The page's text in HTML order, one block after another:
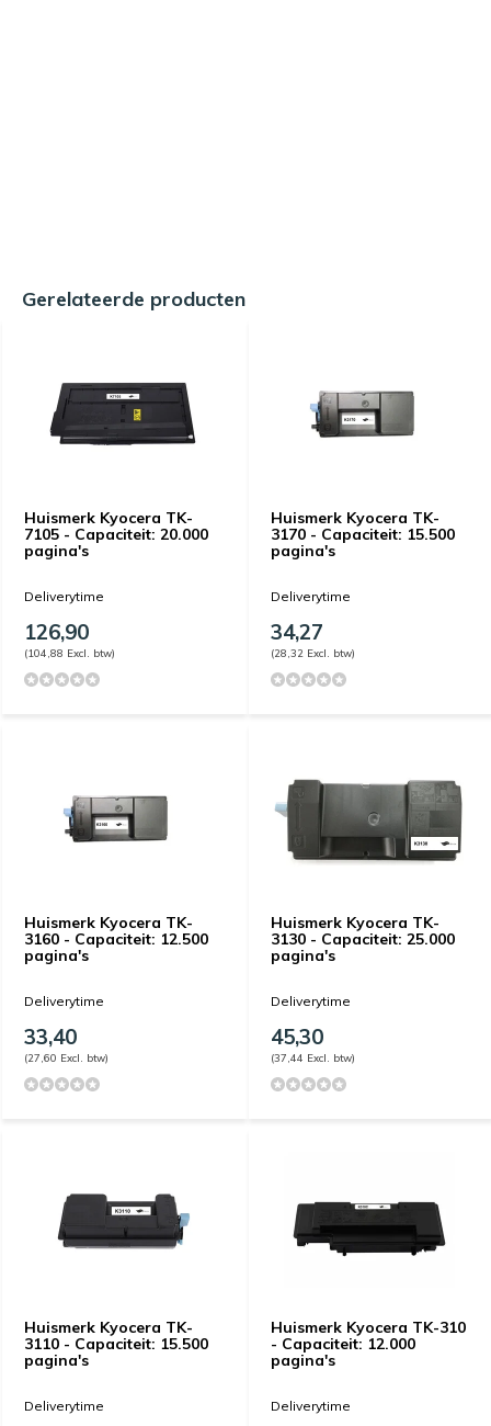
Gerelateerde producten
Huismerk Kyocera TK-
7105 - Capaciteit: 20.000
pagina's
Deliverytime
126,90
(104,88 Excl. btw)
Huismerk Kyocera TK-
3170 - Capaciteit: 15.500
pagina's
Deliverytime
34,27
(28,32 Excl. btw)
Huismerk Kyocera TK-
3160 - Capaciteit: 12.500
pagina's
Deliverytime
33,40
(27,60 Excl. btw)
Huismerk Kyocera TK-
3130 - Capaciteit: 25.000
pagina's
Deliverytime
45,30
(37,44 Excl. btw)
Huismerk Kyocera TK-
3110 - Capaciteit: 15.500
pagina's
Deliverytime
Huismerk Kyocera TK-310
- Capaciteit: 12.000
pagina's
Deliverytime